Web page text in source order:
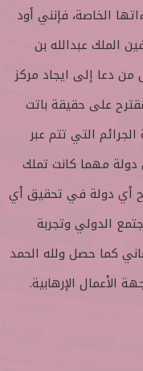
الخاصة، فإنني أود
الملك عبدالله بن
دعا إلى ايجاد مركز
على حقيقة باتت
التي تتم عبر
مهما كانت تملك
أي دولة في تحقيق أي
الدولي وتجربة
كما حصل ولله الحمد
الأعمال الإرهابية.